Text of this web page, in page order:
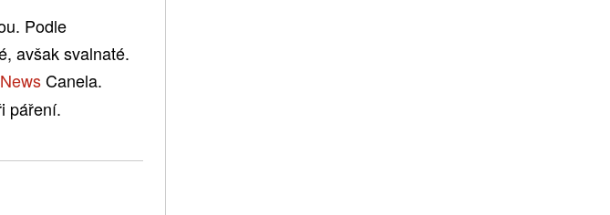
Podle
avšak svalnaté.
Canela.
páření.